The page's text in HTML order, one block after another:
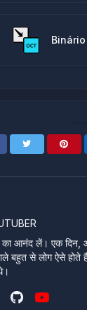
का आनंद लें। एक
बहुत से लोग ऐसे होते हैं